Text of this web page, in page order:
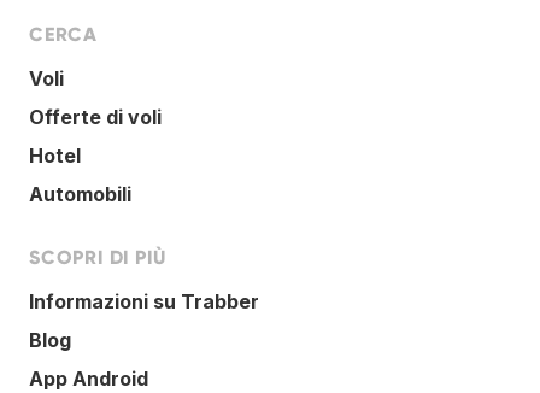
CERCA
Voli
Offerte di voli
Hotel
Automobili
SCOPRI DI PIÙ
Informazioni su Trabber
Blog
App Android